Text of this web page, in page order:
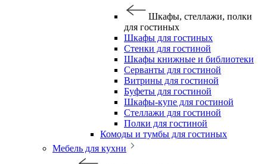
Шкафы, стеллажи, полки
для гостиных
Шкафы для гостиных
Стенки для гостиной
Шкафы книжные и библиотеки
Серванты для гостиной
Витрины для гостиной
Буфеты для гостиной
Шкафы-купе для гостиной
Стеллажи для гостиной
Полки для гостиной
Комоды и тумбы для гостиных
Мебель для кухни